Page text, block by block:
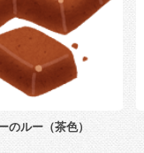
のルー（茶色）